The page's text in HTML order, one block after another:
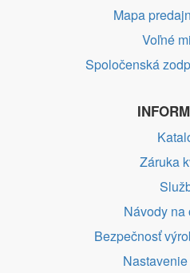
Mapa
Voľné
Spoločenská
Záruka
Návody na
Bezpečnosť